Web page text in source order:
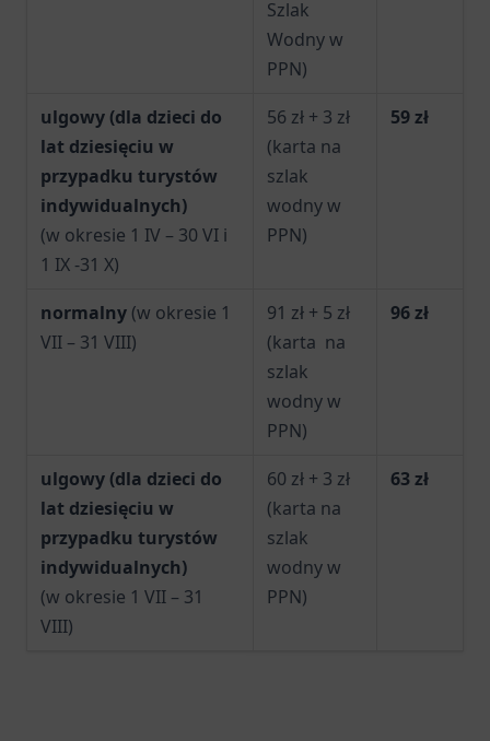
Szlak
Wodny w
PPN)
ulgowy (dla dzieci do
lat dziesięciu w
przypadku turystów
indywidualnych)
(w okresie 1 IV – 30 VI i
1 IX -31 X)
56 zł + 3 zł
(karta na
szlak
wodny w
PPN)
59 zł
normalny (w okresie 1
VII – 31 VIII)
91 zł + 5 zł
(karta na
szlak
wodny w
PPN)
96 zł
ulgowy (dla dzieci do
lat dziesięciu w
przypadku turystów
indywidualnych)
(w okresie 1 VII – 31
VIII)
60 zł + 3 zł
(karta na
szlak
wodny w
PPN)
63 zł